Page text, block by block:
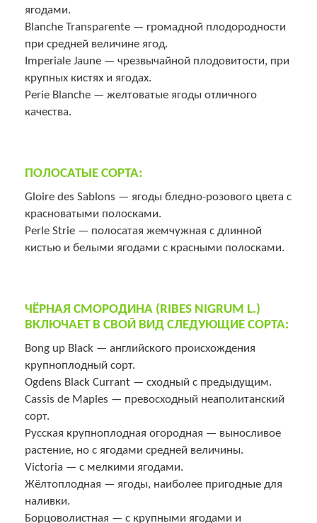
ягодами.
Blanche Transparente — громадной плодородности
при средней величине ягод.
Imperiale Jaune — чрезвычайной плодовитости, при
крупных кистях и ягодах.
Perie Blanche — желтоватые ягоды отличного
качества.
ПОЛОСАТЫЕ СОРТА:
Gloire des Sablons — ягоды бледно-розового цвета с
красноватыми полосками.
Perle Strie — полосатая жемчужная с длинной
кистью и белыми ягодами с красными полосками.
ЧЁРНАЯ СМОРОДИНА (RIBES NIGRUM L.)
ВКЛЮЧАЕТ В СВОЙ ВИД СЛЕДУЮЩИЕ СОРТА:
Bong up Black — английского происхождения
крупноплодный сорт.
Ogdens Black Currant — сходный с предыдущим.
Cassis de Maples — превосходный неаполитанский
сорт.
Русская крупноплодная огородная — выносливое
растение, но с ягодами средней величины.
Victoria — с мелкими ягодами.
Жёлтоплодная — ягоды, наиболее пригодные для
наливки.
Борцоволистная — с крупными ягодами и